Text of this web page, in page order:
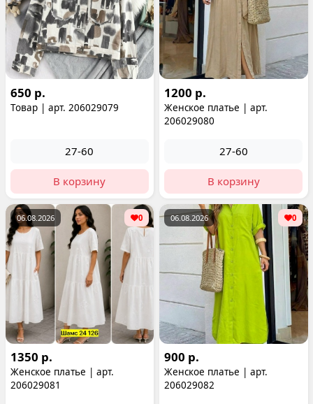
650 р.
Товар | арт. 206029079
27-60
В корзину
1200 р.
Женское платье | арт.
206029080
27-60
В корзину
06.08.2026 0
1350 р.
Женское платье | арт.
206029081
06.08.2026 0
900 р.
Женское платье | арт.
206029082